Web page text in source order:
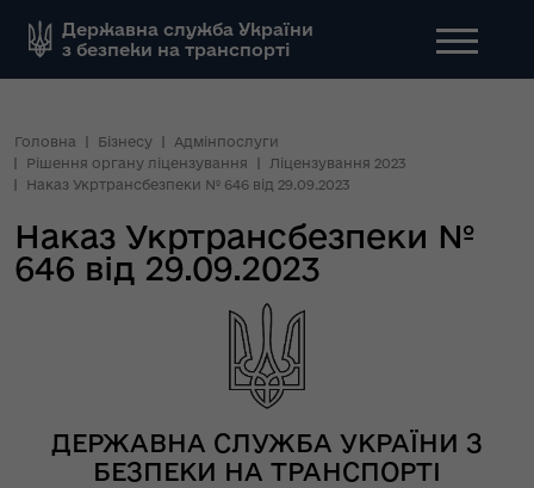
Державна служба України
з безпеки на транспорті
Головна Бізнесу
Адмінпослуги
Рішення органу ліцензування
Ліцензування 2023
Наказ Укртрансбезпеки № 646 від 29.09.2023
Наказ Укртрансбезпеки №
646 від 29.09.2023
ДЕРЖАВНА СЛУЖБА УКРАЇНИ З
БЕЗПЕКИ НА ТРАНСПОРТІ